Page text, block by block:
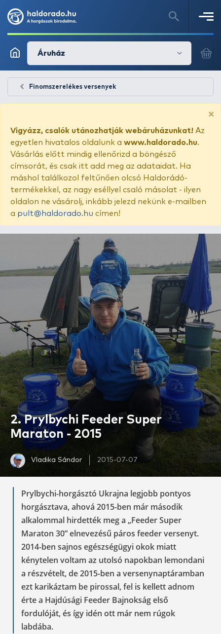
Áruház
Finomszerelékes versenyek
×
Vigyázz, csalók utánozhatják webáruházunkat! Az
egyetlen hivatalos oldalunk a www.haldorado.hu.
Vásárlás előtt mindig ellenőrizd a böngésző
címsorát, és csak itt add meg az adataidat. Ha
máshol találkozol feltűnően olcsó Haldorádó-
termékekkel, az nagy eséllyel csaló másolat - ilyen
oldalon ne vásárolj, inkább jelezd nekünk e-mailben
a pult@haldorado.hu címen!
2. Prylbychi Feeder Super
Maraton - 2015
Vladika Sándor 2015-07-07
Prylbychi-horgásztó Ukrajna legjobb pontyos
horgásztava, ahová 2015-ben már második
alkalommal hirdették meg a „Feeder Super
Maraton 30” elnevezésű páros feeder versenyt.
2014-ben sajnos egészségügyi okok miatt
kénytelen voltam az utolsó napokban lemondani
a részvételt, de 2015-ben a versenynaptáramban
ezt karikáztam be pirossal, fel is kellett adnom
érte a Hajdúsági Feeder Bajnokság első
fordulóját, és így idén ott már nem rúgok
labdába.